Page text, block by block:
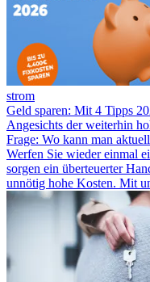
strom
Geld sparen: Mit 4 Tipps
Angesichts der weiterhin
Frage: Wo kann man
Werfen Sie wieder einmal
sorgen ein überteuerter
unnötig hohe Kosten. Mit